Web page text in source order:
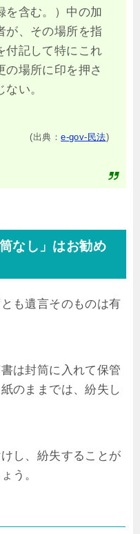
含む。）中の加
が、その場所を指
付記して特にこれ
の場所に印を押さ
い。
(出典：e-gov-民法)
なし」はお勧め
も遺言そのものは有
は封筒に入れて保管
のままでは、紛失し
し、紛失することが
う。